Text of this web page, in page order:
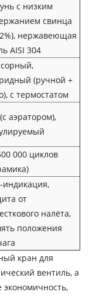
с низким
свинца
нержавеющая
AISI 304
(ручной +
с термостатом
аэратором),
000 циклов
индикация,
от
налёта,
положения
кран для
вентиль, а
экономичность,